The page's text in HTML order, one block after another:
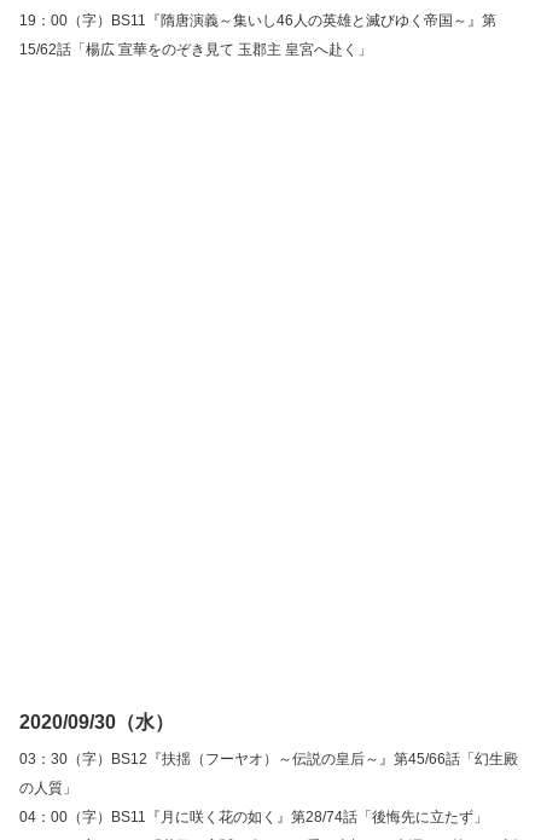
19：00（字）BS11『隋唐演義～集いし46人の英雄と滅びゆく帝国～』第
15/62話「楊広 宣華をのぞき見て 玉郡主 皇宮へ赴く」
2020/09/30（水）
03：30（字）BS12『扶揺（フーヤオ）～伝説の皇后～』第45/66話「幻生殿
の人質」
04：00（字）BS11『月に咲く花の如く』第28/74話「後悔先に立たず」